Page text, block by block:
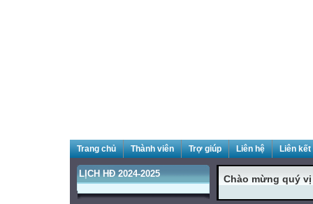
Trang chủ Thành viên Trợ giúp Liên hệ Liên
LỊCH HĐ 2024-2025 Chào mừng quý